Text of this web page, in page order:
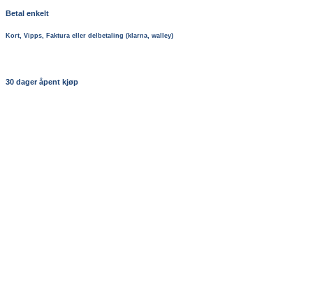
Betal enkelt
Kort, Vipps, Faktura eller delbetaling (klarna, walley)
30 dager åpent kjøp